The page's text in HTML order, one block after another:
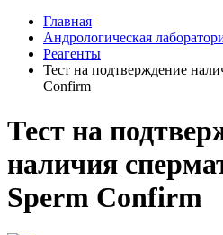
Главная
Андрологическая
Реагенты
Тест на подтверждение
Confirm
Тест на
наличия
Sperm Confirm